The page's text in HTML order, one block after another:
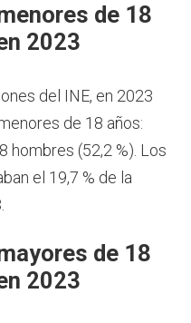
de 18
2023
del INE, en 2023
de 18 años:
hombres (52,2 %). Los
el 19,7 % de la
de 18
2023